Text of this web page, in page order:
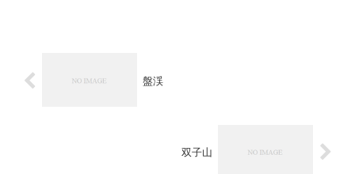
盤渓
双子山